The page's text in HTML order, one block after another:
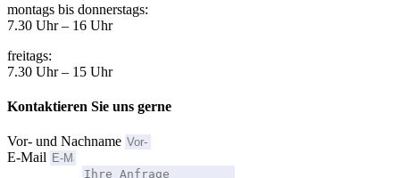
montags bis donnerstags:
7.30 Uhr – 16 Uhr
freitags:
7.30 Uhr – 15 Uhr
Kontaktieren Sie uns gerne
Vor- und Nachname
E-Mail